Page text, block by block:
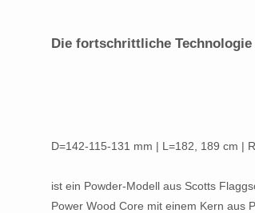
Die fortschrittliche
D=142-115-131 mm | L=182, 189 cm |
ist ein Powder-Modell aus Scotts
Power Wood Core mit einem Kern aus